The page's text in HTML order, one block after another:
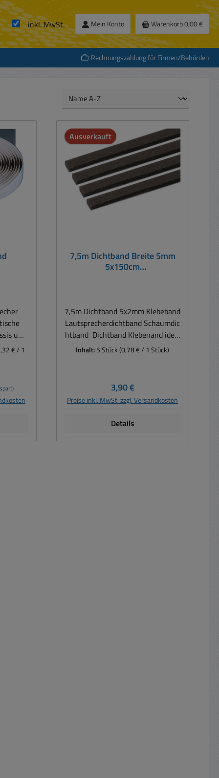
inkl. MwSt. Mein Konto Warenkorb0,00 €
Rechnungszahlung für Firmen/Behörden
und
im
€ / 1
Ausverkauft
7,5m Dichtband Breite 5mm
5x150cm
7,5m Dichtband 5x2mm Klebeband
Lautsprecherdichtband Schaumdic
htband Dichtband Klebenand ideal
für Boxen, PA Boxen,
Metallfrontgitter, Subwoofer,
Mitteltöner, Hochtöner, Chassis
Anwendungen als Dichtung
Universelles verwendbar
Inhalt:5 Stück(0,78 € / 1 Stück)
Regulärer Preis:
3,90 €
Preise inkl. MwSt. zzgl. Versandkosten
Details